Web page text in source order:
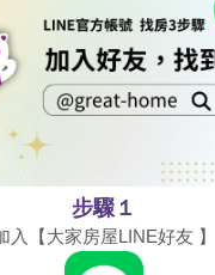
步驟１
入【大家房屋LINE好友 】